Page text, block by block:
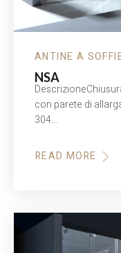
ANTINE A
NSA
con parete di
304…
READ MORE